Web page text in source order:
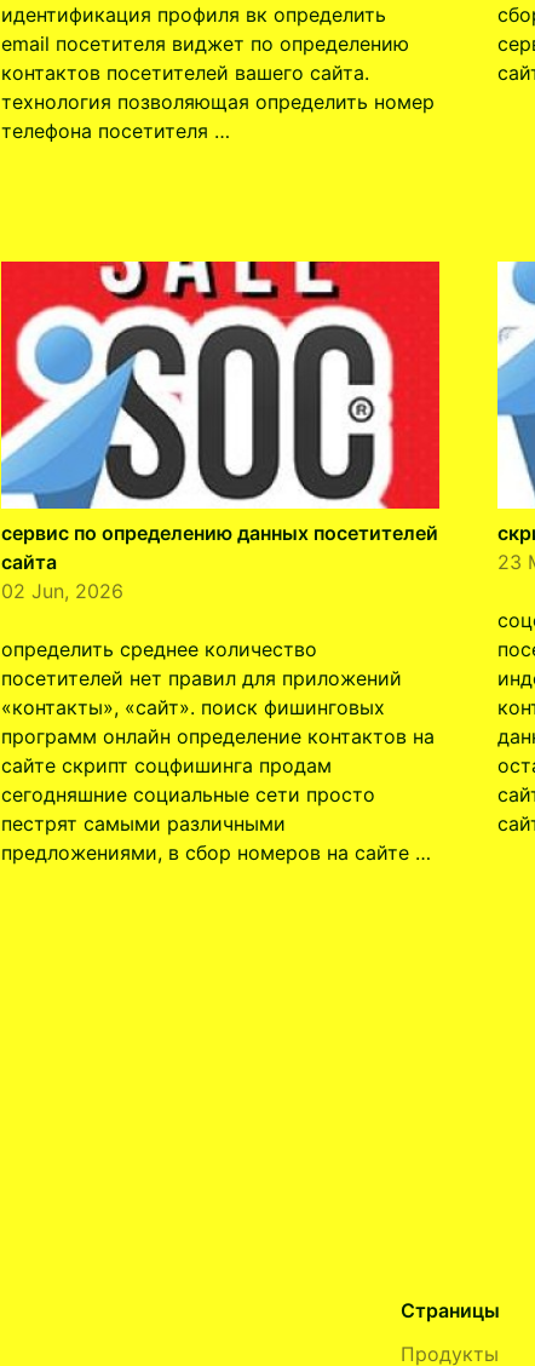
идентификация профиля вк определить
email посетителя виджет по определению
контактов посетителей вашего сайта.
технология позволяющая определить номер
телефона посетителя …
сервис по определению данных посетителей
сайта
02 Jun, 2026
определить среднее количество
посетителей нет правил для приложений
«контакты», «сайт». поиск фишинговых
программ онлайн определение контактов на
сайте скрипт соцфишинга продам
сегодняшние социальные сети просто
пестрят самыми различными
предложениями, в сбор номеров на сайте …
23
Страницы
Продукты